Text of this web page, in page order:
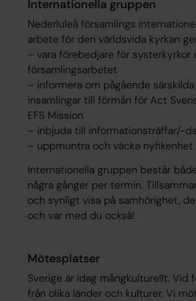
Internationella gruppen
Nederluleå församlings
arbete för den världsvida kyrkan
– vara förebedjare för
församlingsarbetet
– informera om pågående
insamlingar till förmån för Act
EFS Mission
– inbjuda till informationsträffar/-
– uppmuntra och väcka
Internationella gruppen består
några gånger per termin.
och synligt visa på samhörighet,
och var med du också!
Mötesplatser
Sverige är idag mångkulturellt.
från olika länder och kulturer. Vi